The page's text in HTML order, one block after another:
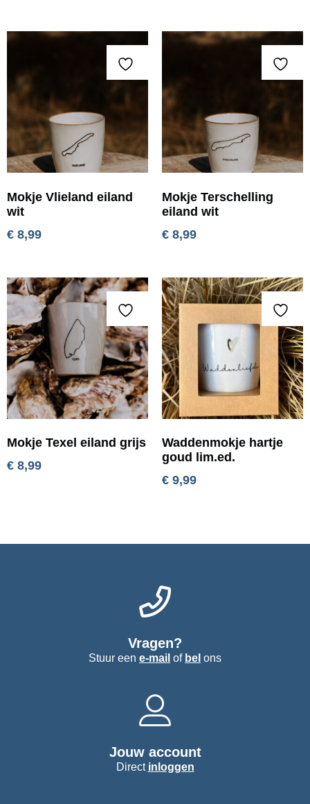
Mokje Vlieland eiland
wit
€ 8,99
Mokje Terschelling
eiland wit
€ 8,99
Mokje Texel eiland grijs
€ 8,99
Waddenmokje hartje
goud lim.ed.
€ 9,99
Vragen?
Stuur een e-mail of bel ons
Jouw account
Direct inloggen